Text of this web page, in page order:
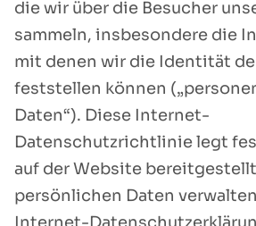
die wir über die Besucher
sammeln, insbesondere die
mit denen wir die Identität
feststellen können
Daten“). Diese Internet-
Datenschutzrichtlinie legt
auf der Website
persönlichen Daten